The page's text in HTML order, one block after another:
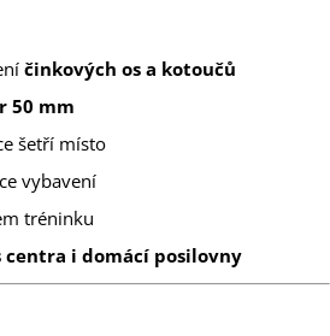
činkových os a kotoučů
50 mm
šetří místo
vybavení
tréninku
centra i domácí posilovny